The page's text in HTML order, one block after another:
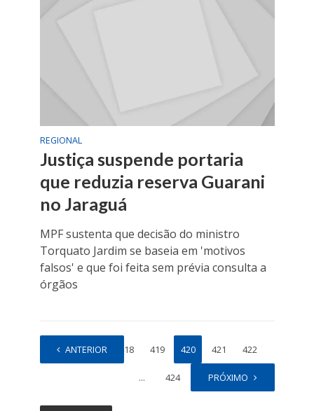
REGIONAL
Justiça suspende portaria
que reduzia reserva Guarani
no Jaraguá
MPF sustenta que decisão do ministro
Torquato Jardim se baseia em 'motivos
falsos' e que foi feita sem prévia consulta a
órgãos
ANTERIOR
1 … 418 419 420 421 422
… 424 PRÓXIMO